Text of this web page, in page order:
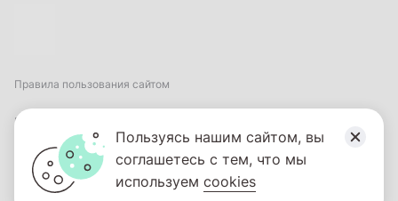
Правила пользования сайтом
Пользовательское соглашение
Политика обработки персональных данных
© ФГБНУ «Институт коррекционной педагогики». Все права
Пользуясь нашим сайтом, вы
соглашетесь с тем, что мы
используем cookies